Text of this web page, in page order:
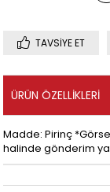
TAVSIYE ET
ÜRÜN ÖZELLIKLERI
Madde: Pirinç
halinde gönderim